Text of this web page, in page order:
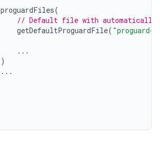
proguardFiles(
// Default file with automatically
getDefaultProguardFile( "proguard-
...
)
...